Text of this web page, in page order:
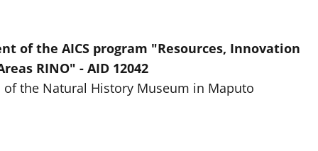
of the AICS program "Resources, Innovation
RINO" - AID 12042
the Natural History Museum in Maputo